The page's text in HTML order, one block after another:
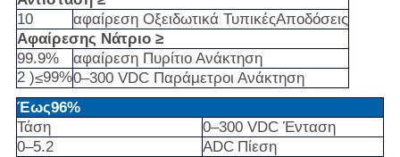
10
αφαίρεση Οξειδωτικά ΤυπικέςΑποδόσεις
Αφαίρεσης Νάτριο ≥
99.9%
αφαίρεση Πυρίτιο Ανάκτηση
2 )≤99%0–300 VDC Παράμετροι Ανάκτηση
Έως96%
Τάση
0–300 VDC Ένταση
0–5.2
ADC Πίεση